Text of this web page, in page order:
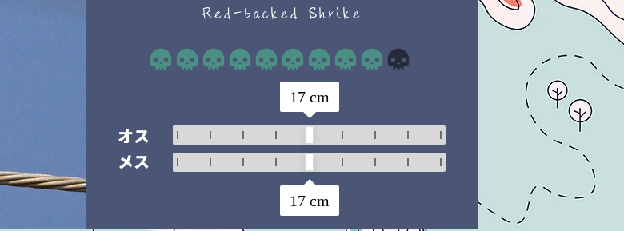
Red-backed Shrike
平均評価 5 /5 平均評価 4 /5
オス
メス
17cm
17cm